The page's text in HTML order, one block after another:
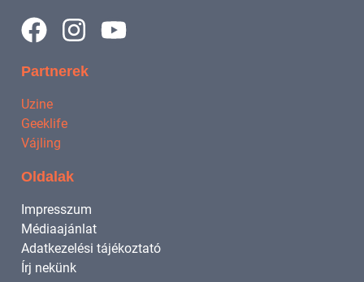
Partnerek
Uzine
Geeklife
Vájling
Oldalak
Impresszum
Médiaajánlat
Adatkezelési tájékoztató
Írj nekünk